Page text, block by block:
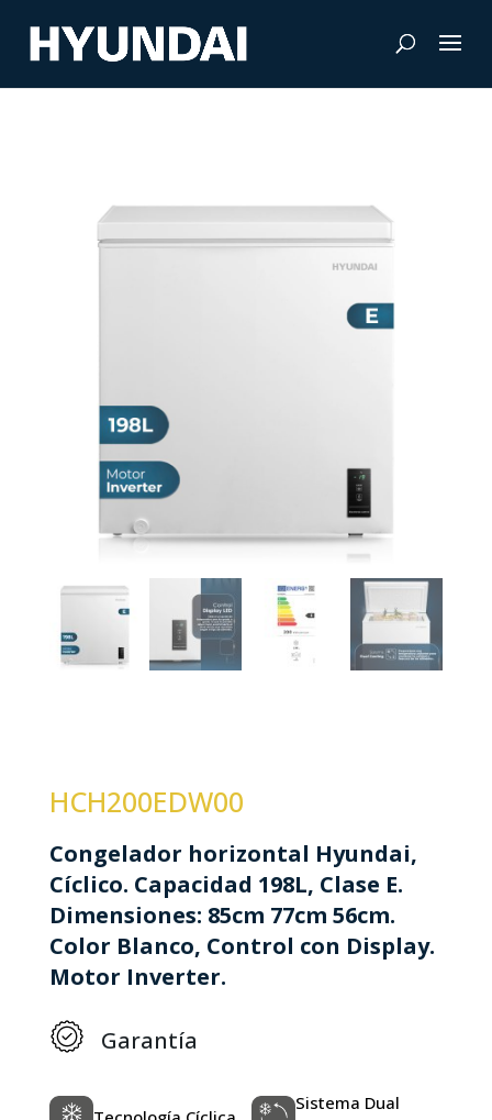
HCH200EDW00
Congelador horizontal Hyundai,
Cíclico. Capacidad 198L, Clase E.
Dimensiones: 85cm 77cm 56cm.
Color Blanco, Control con Display.
Motor Inverter.
Garantía
Sistema Dual